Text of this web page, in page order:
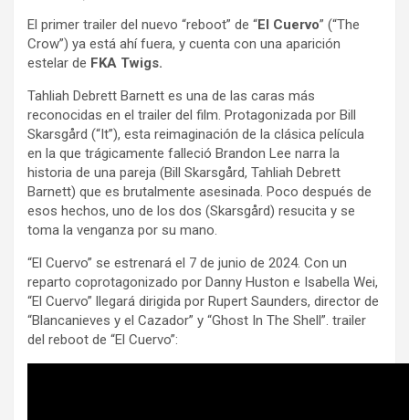
El primer trailer del nuevo “reboot” de “El Cuervo” (“The
Crow”) ya está ahí fuera, y cuenta con una aparición
estelar de FKA Twigs.
Tahliah Debrett Barnett es una de las caras más
reconocidas en el trailer del film. Protagonizada por Bill
Skarsgård (“It”), esta reimaginación de la clásica película
en la que trágicamente falleció Brandon Lee narra la
historia de una pareja (Bill Skarsgård, Tahliah Debrett
Barnett) que es brutalmente asesinada. Poco después de
esos hechos, uno de los dos (Skarsgård) resucita y se
toma la venganza por su mano.
“El Cuervo” se estrenará el 7 de junio de 2024. Con un
reparto coprotagonizado por Danny Huston e Isabella Wei,
“El Cuervo” llegará dirigida por Rupert Saunders, director de
“Blancanieves y el Cazador” y “Ghost In The Shell”. trailer
del reboot de “El Cuervo”: